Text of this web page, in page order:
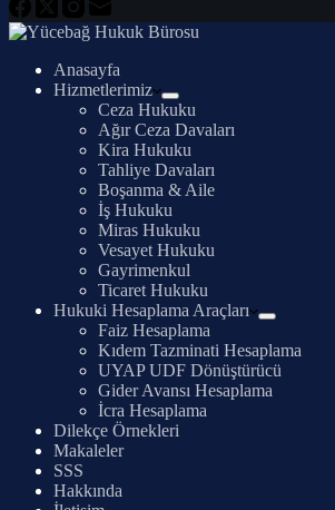
Anasayfa
Hizmetlerimiz
Ceza Hukuku
Ağır Ceza Davaları
Kira Hukuku
Tahliye Davaları
Boşanma & Aile
İş Hukuku
Miras Hukuku
Vesayet Hukuku
Gayrimenkul
Ticaret Hukuku
Hukuki Hesaplama Araçları
Faiz Hesaplama
Kıdem Tazminati Hesaplama
UYAP UDF Dönüştürücü
Gider Avansı Hesaplama
İcra Hesaplama
Dilekçe Örnekleri
Makaleler
SSS
Hakkında